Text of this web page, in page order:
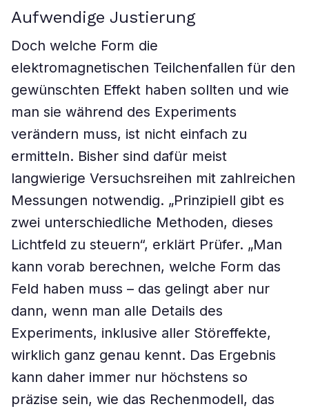
Aufwendige Justierung
Doch welche Form die
elektromagnetischen Teilchenfallen für den
gewünschten Effekt haben sollten und wie
man sie während des Experiments
verändern muss, ist nicht einfach zu
ermitteln. Bisher sind dafür meist
langwierige Versuchsreihen mit zahlreichen
Messungen notwendig. „Prinzipiell gibt es
zwei unterschiedliche Methoden, dieses
Lichtfeld zu steuern“, erklärt Prüfer. „Man
kann vorab berechnen, welche Form das
Feld haben muss – das gelingt aber nur
dann, wenn man alle Details des
Experiments, inklusive aller Störeffekte,
wirklich ganz genau kennt. Das Ergebnis
kann daher immer nur höchstens so
präzise sein, wie das Rechenmodell, das